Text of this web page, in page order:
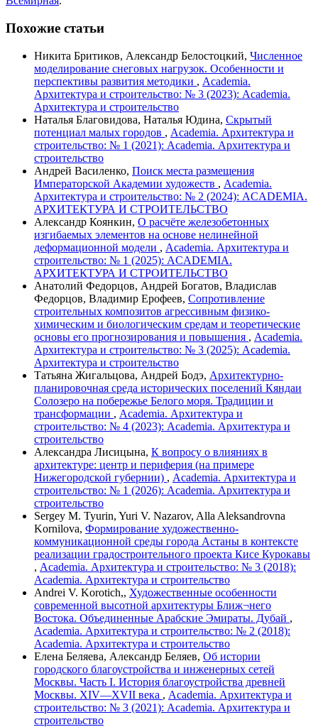
Похожие статьи
Никита Бритиков, Александр Белостоцкий, Численное
моделирование снеговых нагрузок. Особенности и
перспективы развития методики , Academia.
Архитектура и строительство: № 3 (2023): Academia.
Архитектура и строительство
Наталья Благовидова, Наталья Юдина, Скрытый
потенциал малых городов , Academia. Архитектура и
строительство: № 1 (2021): Academia. Архитектура и
строительство
Андрей Василенко, Поиск места размещения
Императорской Академии художеств , Academia.
Архитектура и строительство: № 2 (2024): ACADEMIA.
АРХИТЕКТУРА И СТРОИТЕЛЬСТВО
Александр Коянкин, О расчёте железобетонных
изгибаемых элементов на основе нелинейной
деформационной модели , Academia. Архитектура и
строительство: № 1 (2025): ACADEMIA.
АРХИТЕКТУРА И СТРОИТЕЛЬСТВО
Анатолий Федорцов, Андрей Богатов, Владислав
Федорцов, Владимир Ерофеев, Сопротивление
строительных композитов агрессивным физико-
химическим и биологическим средам и теоретические
основы его прогнозирования и повышения , Academia.
Архитектура и строительство: № 3 (2025): Academia.
Архитектура и строительство
Татьяна Жигальцова, Андрей Бодэ, Архитектурно-
планировочная среда исторических поселений Кяндаи
Солозеро на побережье Белого моря. Традиции и
трансформации , Academia. Архитектура и
строительство: № 4 (2023): Academia. Архитектура и
строительство
Александра Лисицына, К вопросу о влияниях в
архитектуре: центр и периферия (на примере
Нижегородской губернии) , Academia. Архитектура и
строительство: № 1 (2026): Academia. Архитектура и
строительство
Sergey M. Tyurin, Yuri V. Nazarov, Alla Aleksandrovna
Kornilova, Формирование художественно-
коммуникационной среды города Астаны в контексте
реализации градостроительного проекта Кисе Курокавы
, Academia. Архитектура и строительство: № 3 (2018):
Academia. Архитектура и строительство
Andrei V. Korotich,, Художественные особенности
современной высотной архитектуры Ближ¬него
Востока. Объединенные Арабские Эмираты. Дубай ,
Academia. Архитектура и строительство: № 2 (2018):
Academia. Архитектура и строительство
Елена Беляева, Александр Беляев, Об истории
городского благоустройства и инженерных сетей
Москвы. Часть I. История благоустройства древней
Москвы. XIV—XVII века , Academia. Архитектура и
строительство: № 3 (2021): Academia. Архитектура и
строительство